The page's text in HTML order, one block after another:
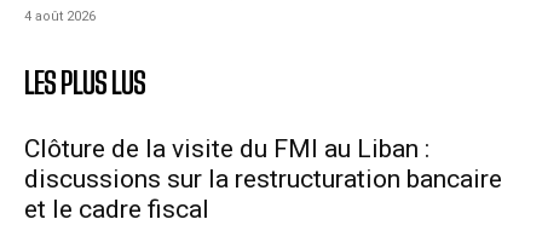
4 août 2026
LES PLUS LUS
Clôture de la visite du FMI au Liban :
discussions sur la restructuration bancaire
et le cadre fiscal